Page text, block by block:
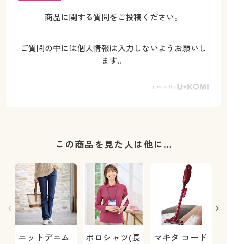
商品に関する質問をご投稿ください。
ご質問の中には個人情報は入力しないようお願いし
ます。
この商品を見た人は他に…
ニットデニム ポロシャツ(長 マキタ コード